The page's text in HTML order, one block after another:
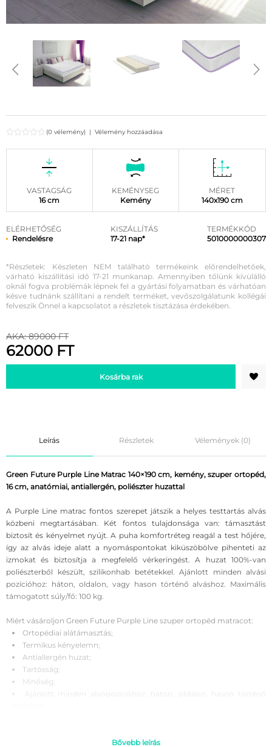
(0 vélemény) | Vélemény hozzáadása
VASTAGSÁG
16 cm
KEMÉNYSEG
Kemény
MÉRET
140x190 cm
ELÉRHETŐSÉG
Rendelésre
KISZÁLLÍTÁS
17-21 nap*
TERMÉKKÓD
5010000000307
*Részletek: Készleten NEM található termékeink előrendelhetőek,
várható kiszállítási idő 17-21 munkanap. Amennyiben tőlünk kívülálló
oknál fogva problémák lépnek fel a gyártási folyamatban és várhatóan
késve tudnánk szállítani a rendelt terméket, vevőszolgálatunk kollégái
felveszik Önnel a kapcsolatot a részletek tisztázása érdekében.
AKA: 89000 FT
62000 FT
Kosárba rak
Leírás Részletek Vélemények (0)
Green Future Purple Line Matrac 140×190 cm, kemény, szuper ortopéd,
16 cm, anatómiai, antiallergén, poliészter huzattal
A Purple Line matrac fontos szerepet játszik a helyes testtartás alvás
közbeni megtartásában. Két fontos tulajdonsága van: támasztást
biztosít és kényelmet nyújt. A puha komfortréteg reagál a test hőjére,
így az alvás ideje alatt a nyomáspontokat kiküszöbölve pihenteti az
izmokat és biztosítja a megfelelő vérkeringést. A huzat 100%-van
poliészterből készült, szilikonhab betétekkel. Ajánlott minden alvási
pozícióhoz: háton, oldalon, vagy hason történő alváshoz. Maximális
támogatott súly/fő: 100 kg.
Miért vásároljon Green Future Purple Line szuper ortopéd matracot:
Ortopédiai alátámasztás;
Termikus kényelemn;
Antiallergén huzat;
Tartósság;
Minőség;
A matrac szélessége: 140 cmBővebb leírás